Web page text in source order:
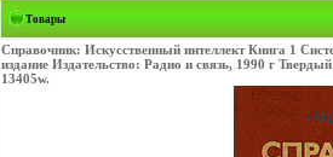
Товары
Справочник: Искусственный интеллект Книга 1
издание Издательство: Радио и связь, 1990 г
13405w.